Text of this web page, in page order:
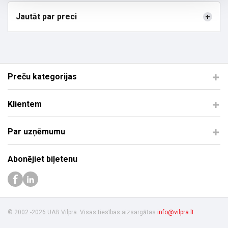
Jautāt par preci
Preču kategorijas
Klientem
Par uzņēmumu
Abonējiet biļetenu
© 2002 -2026 UAB Vilpra. Visas tiesības aizsargātas info@vilpra.lt